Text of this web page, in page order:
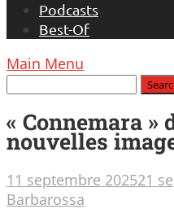
Podcasts
Best-Of
Main Menu
« Connemara »
nouvelles
11 septembre 202521
Barbarossa